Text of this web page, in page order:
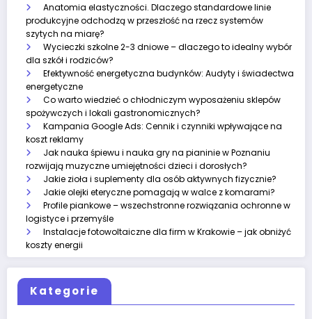
Anatomia elastyczności. Dlaczego standardowe linie
produkcyjne odchodzą w przeszłość na rzecz systemów
szytych na miarę?
Wycieczki szkolne 2-3 dniowe – dlaczego to idealny wybór
dla szkół i rodziców?
Efektywność energetyczna budynków: Audyty i świadectwa
energetyczne
Co warto wiedzieć o chłodniczym wyposażeniu sklepów
spożywczych i lokali gastronomicznych?
Kampania Google Ads: Cennik i czynniki wpływające na
koszt reklamy
Jak nauka śpiewu i nauka gry na pianinie w Poznaniu
rozwijają muzyczne umiejętności dzieci i dorosłych?
Jakie zioła i suplementy dla osób aktywnych fizycznie?
Jakie olejki eteryczne pomagają w walce z komarami?
Profile piankowe – wszechstronne rozwiązania ochronne w
logistyce i przemyśle
Instalacje fotowoltaiczne dla firm w Krakowie – jak obniżyć
koszty energii
Kategorie